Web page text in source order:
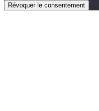
Révoquer le consentement